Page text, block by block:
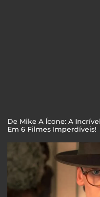
De Mike A Ícone: A
Em 6 Filmes Imperdíveis!